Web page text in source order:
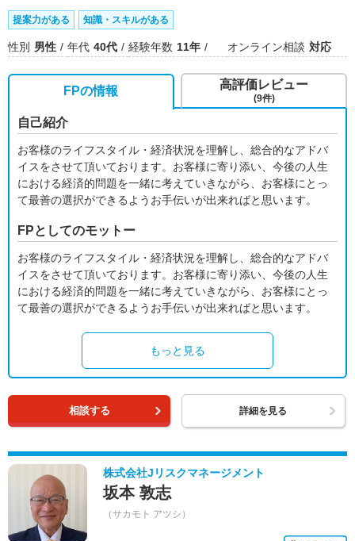
提案力がある 知識・スキルがある
性別 男性 年代 40代 経験年数 11年 オンライン相談 対応
FPの情報
自己紹介
お客様のライフスタイル・経済状況を理解し、総合的なアドバ
イスをさせて頂いております。お客様に寄り添い、今後の人生
における経済的問題を一緒に考えていきながら、お客様にとっ
て最善の選択ができるようお手伝いが出来ればと思います。
FPとしてのモットー
お客様のライフスタイル・経済状況を理解し、総合的なアドバ
イスをさせて頂いております。お客様に寄り添い、今後の人生
における経済的問題を一緒に考えていきながら、お客様にとっ
て最善の選択ができるようお手伝いが出来ればと思います。
もっと見る
高評価レビュー
(9件)
相談する 詳細を見る
株式会社Jリスクマネージメント
坂本 敦志
（サカモト アツシ）